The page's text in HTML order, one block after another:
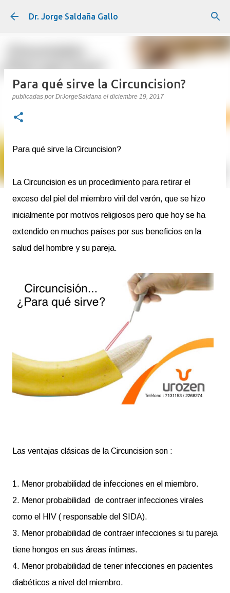
Ir al contenido principal
Dr. Jorge Saldaña Gallo
Para qué sirve la Circuncision?
publicadas porDrJorgeSaldana el diciembre 19, 2017
Para qué sirve la Circuncision?
La Circuncision es un procedimiento para retirar el
exceso del piel del miembro viril del varón, que se hizo
inicialmente por motivos religiosos pero que hoy se ha
extendido en muchos países por sus beneficios en la
salud del hombre y su pareja.
Las ventajas clásicas de la Circuncision son :
1. Menor probabilidad de infecciones en el miembro.
2. Menor probabilidad de contraer infecciones virales
como el HIV ( responsable del SIDA).
3. Menor probabilidad de contraer infecciones si tu pareja
tiene hongos en sus áreas íntimas.
4. Menor probabilidad de tener infecciones en pacientes
diabéticos a nivel del miembro.